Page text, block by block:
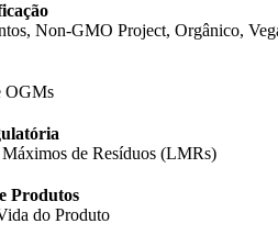
Non-GMO Project, Orgânico,
OGMs
de Resíduos (LMRs)
Produtos
do Produto